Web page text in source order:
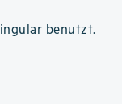
benutzt.